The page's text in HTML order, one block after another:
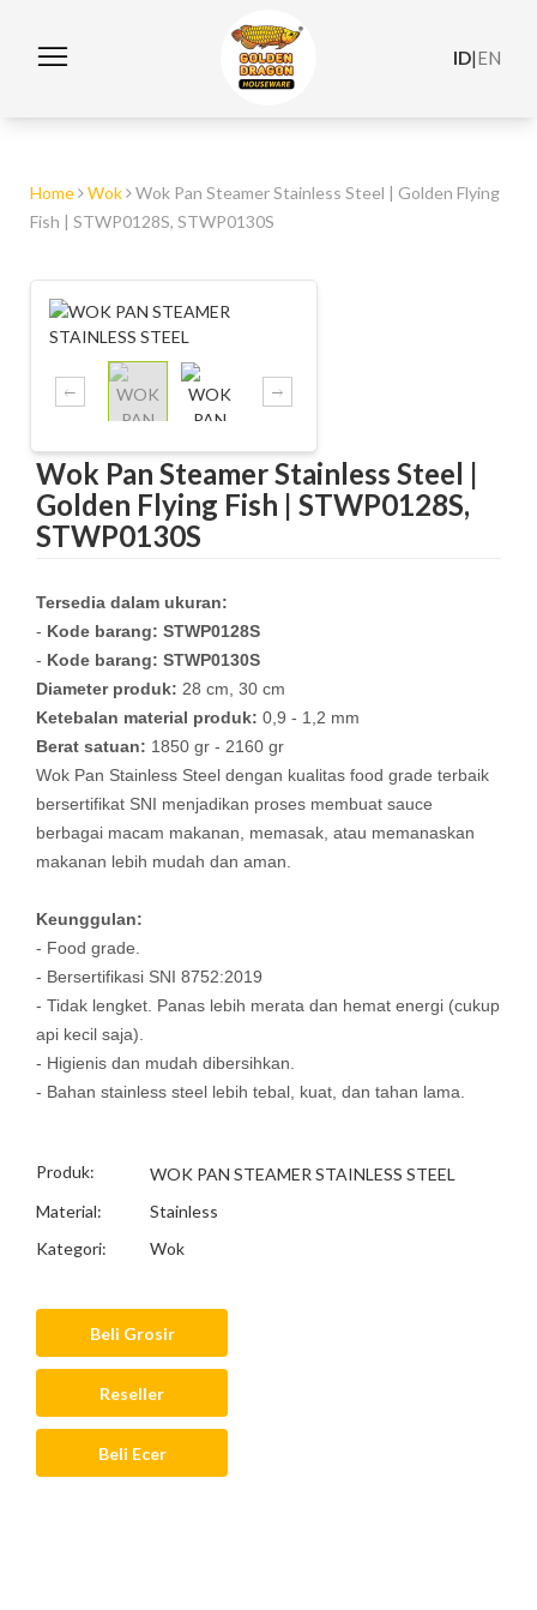
ID|EN
Home Wok
Wok Pan Steamer Stainless Steel | Golden Flying
Fish | STWP0128S, STWP0130S
Wok Pan Steamer Stainless Steel |
Golden Flying Fish | STWP0128S,
STWP0130S
Tersedia dalam ukuran:
- Kode barang: STWP0128S
- Kode barang: STWP0130S
Diameter produk: 28 cm, 30 cm
Ketebalan material produk: 0,9 - 1,2 mm
Berat satuan: 1850 gr - 2160 gr
Wok Pan Stainless Steel dengan kualitas food grade terbaik
bersertifikat SNI menjadikan proses membuat sauce
berbagai macam makanan, memasak, atau memanaskan
makanan lebih mudah dan aman.
Keunggulan:
- Food grade.
- Bersertifikasi SNI 8752:2019
- Tidak lengket. Panas lebih merata dan hemat energi (cukup
api kecil saja).
- Higienis dan mudah dibersihkan.
- Bahan stainless steel lebih tebal, kuat, dan tahan lama.
Produk:
WOK PAN STEAMER STAINLESS STEEL
Material:
Stainless
Kategori:
Wok
Beli Grosir
Reseller
Beli Ecer